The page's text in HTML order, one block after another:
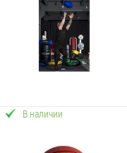
В наличии